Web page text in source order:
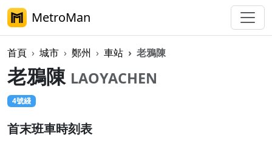
MetroMan
首頁 城市 鄭州 車站 老鴉陳
老鴉陳 LAOYACHEN
4號綫
首末班車時刻表